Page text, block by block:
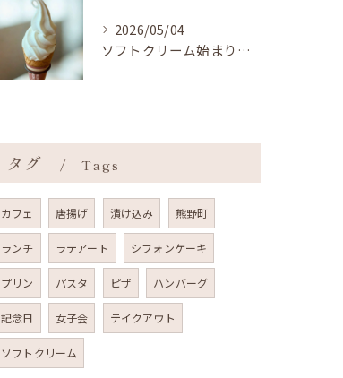
2026/05/04
ソフトクリーム始まりました ˎˊ˗
タグ Tags
カフェ 唐揚げ 漬け込み 熊野町
ランチ ラテアート シフォンケーキ
プリン パスタ ピザ ハンバーグ
記念日 女子会 テイクアウト
ソフトクリーム